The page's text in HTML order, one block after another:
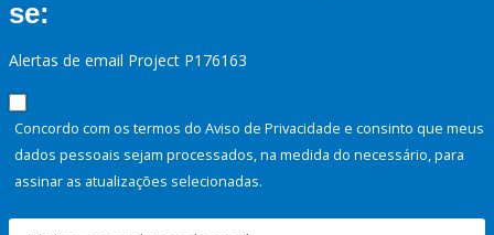
se:
Alertas de email Project P176163
Concordo com os termos do Aviso de Privacidade e consinto que meus
dados pessoais sejam processados, na medida do necessário, para
assinar as atualizações selecionadas.